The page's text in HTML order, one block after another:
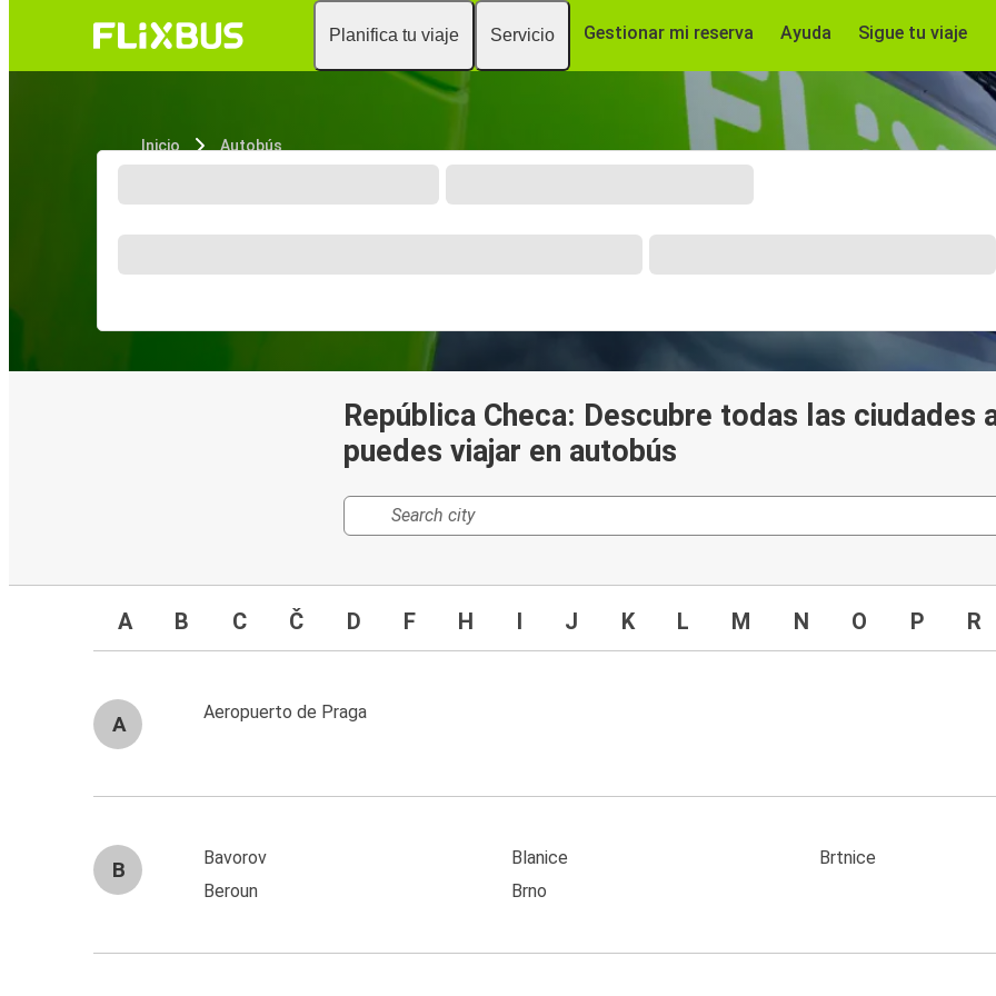
Planifica tu viaje Servicio Gestionar mi reserva Ayuda Sigue tu viaje
Inicio Autobús
República Checa: Descubre todas las ciudades
puedes viajar en autobús
A B C Č D F H I J K L M N O P R
A
Aeropuerto de Praga
B
Bavorov
Beroun
Blanice
Brno
Brtnice